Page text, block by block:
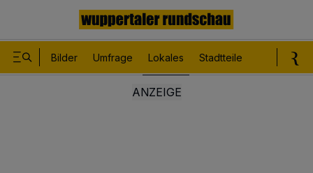
Bilder Umfrage Lokales Stadtteile